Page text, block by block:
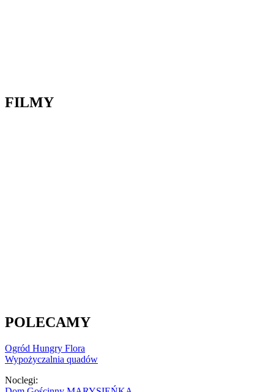
FILMY
POLECAMY
Ogród Hungry Flora
Wypożyczalnia quadów
Noclegi: